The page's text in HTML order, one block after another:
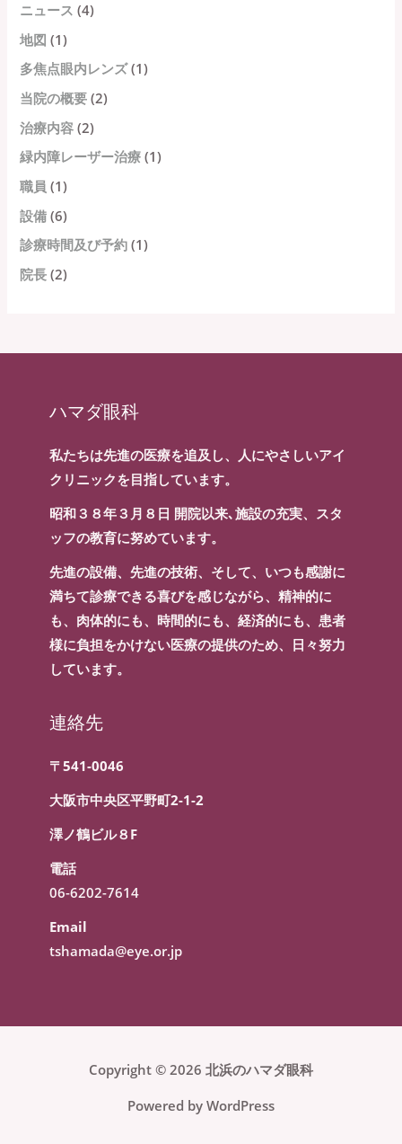
ニュース (4)
地図 (1)
多焦点眼内レンズ(1)
当院の概要 (2)
治療内容 (2)
緑内障レーザー治療 (1)
職員 (1)
設備 (6)
診療時間及び予約 (1)
院長 (2)
ハマダ眼科
私たちは先進の医療を追及し、人にやさしいアイ
クリニックを目指しています。
昭和３８年３月８日 開院以来､施設の充実、スタ
ッフの教育に努めています。
先進の設備、先進の技術、そして、いつも感謝に
満ちて診療できる喜びを感じながら、精神的に
も、肉体的にも、時間的にも、経済的にも、患者
様に負担をかけない医療の提供のため、日々努力
しています。
連絡先
〒541-0046
大阪市中央区平野町2-1-2
澤ノ鶴ビル８F
電話
06-6202-7614
Email
tshamada@eye.or.jp
Copyright © 2026 北浜のハマダ眼科
Powered by WordPress